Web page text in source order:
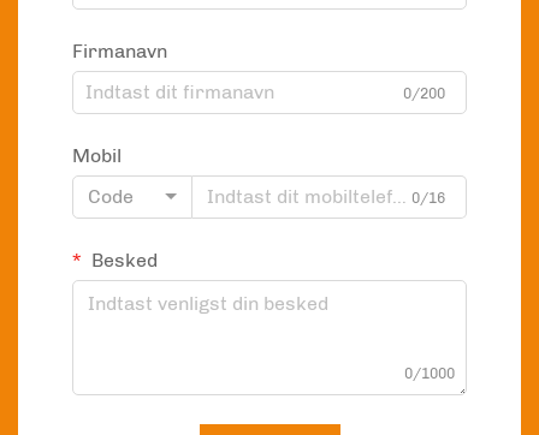
Firmanavn
0/200
Mobil
Code
0/16
Besked
0/1000